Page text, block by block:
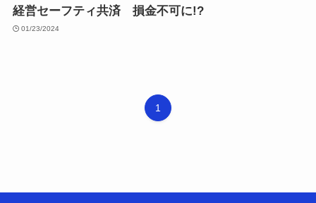
経営セーフティ共済 損金不可に!?
01/23/2024
1